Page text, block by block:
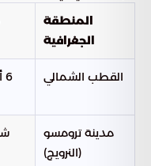
المنطقة
الجغرافية
القطب الشمالي 6 أشهر كاملة
مدينة ترومسو
(النرويج)